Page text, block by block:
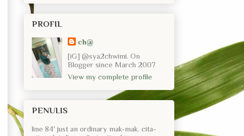
PROFIL
ch@
[iG] @sya2chwimi. On
Blogger since March 2007
View my complete profile
PENULIS
line 84' just an ordinary mak-mak. cita-